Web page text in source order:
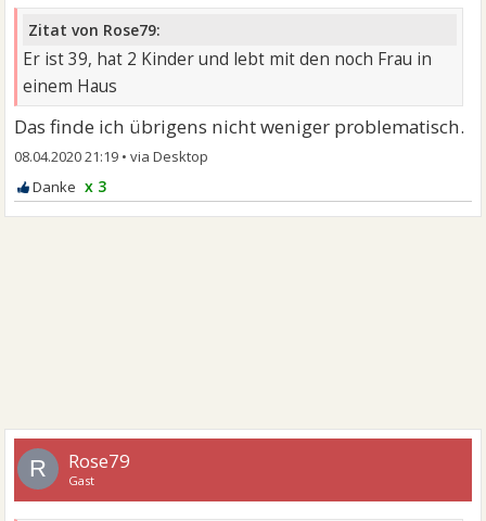
Zitat von Rose79:
Er ist 39, hat 2 Kinder und lebt mit den noch Frau in
einem Haus
Das finde ich übrigens nicht weniger problematisch.
08.04.2020 21:19 •
x 3
R Rose79
Gast